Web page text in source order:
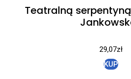
Teatralną
29,07zł
KUP